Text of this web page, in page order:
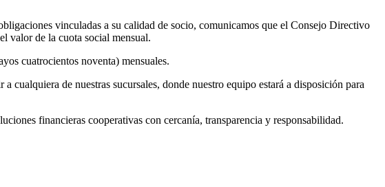
vinculadas a su calidad de socio, comunicamos que el Consejo Directivo
valor de la cuota social mensual.
cuatrocientos noventa) mensuales.
cualquiera de nuestras sucursales, donde nuestro equipo estará a disposición para
financieras cooperativas con cercanía, transparencia y responsabilidad.